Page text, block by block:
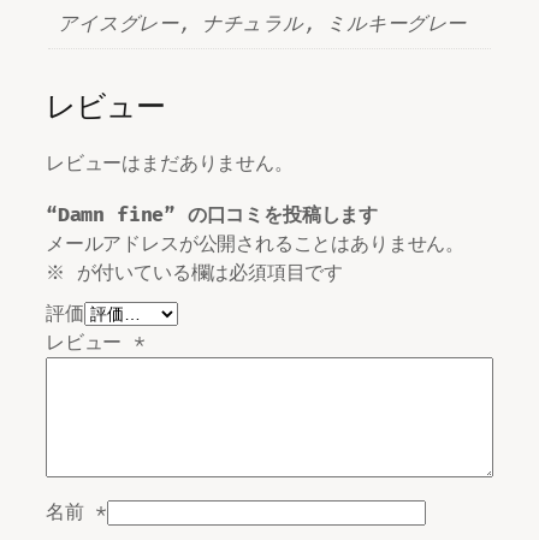
アイスグレー, ナチュラル, ミルキーグレー
レビュー
レビューはまだありません。
“Damn fine” の口コミを投稿します
メールアドレスが公開されることはありません。
※ が付いている欄は必須項目です
評価
レビュー *
名前 *